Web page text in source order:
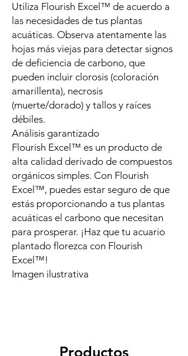
Utiliza Flourish Excel™ de acuerdo a
las necesidades de tus plantas
acuáticas. Observa atentamente las
hojas más viejas para detectar signos
de deficiencia de carbono, que
pueden incluir clorosis (coloración
amarillenta), necrosis
(muerte/dorado) y tallos y raíces
débiles.
Análisis garantizado
Flourish Excel™ es un producto de
alta calidad derivado de compuestos
orgánicos simples. Con Flourish
Excel™, puedes estar seguro de que
estás proporcionando a tus plantas
acuáticas el carbono que necesitan
para prosperar. ¡Haz que tu acuario
plantado florezca con Flourish
Excel™!
Imagen ilustrativa
Productos